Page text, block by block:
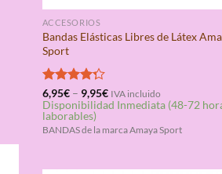
ACCESORIOS
Bandas Elásticas Libres de Látex
Sport
Valorado
con4.25
de 5
6,95€– 9,95€ IVA incluido
Disponibilidad Inmediata (48-72
laborables)
BANDAS de la marca Amaya Sport